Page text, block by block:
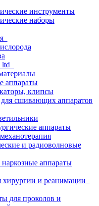
инструменты
наборы
ltd
аппараты
клипсы
сшивающих аппаратов
аппараты
и радиоволновые
аппараты
и реанимации
для проколов и